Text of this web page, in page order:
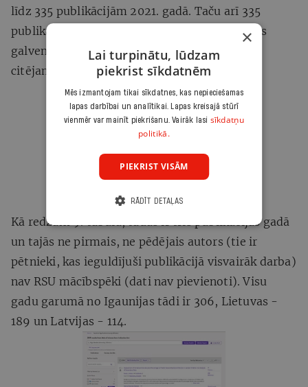
līdz 335 publikācijām 2021. gadā. Taču arī 335
publikācijas uz 445 pasniedzējiem ir maz. Pats
galvenais būtu, cik ir publikāciju ar augstu
citējamības ietekmi.
Kā redzam 9. tabulā, tādas ir trīs publikācijas gadā
un tajās ne pirmais, ne pēdējais autors (tie ir
pētnieki, kas ieguldījuši publikācijā visvairāk darba)
nav RSU mācībspēki (dati nav pievienoti). Visu
gadu garumā no Igaunijas tādi ir 306, Lietuvas -
189 un Latvijas - 114.
×
Lai turpinātu, lūdzam
piekrist sīkdatnēm
Mēs izmantojam tikai sīkdatnes, kas nepieciešamas
lapas darbībai un analītikai. Lapas kreisajā stūrī
vienmēr var mainīt piekrišanu. Vairāk lasi sīkdatņu
politikā.
PIEKRIST VISĀM
RĀDĪT DETAĻAS